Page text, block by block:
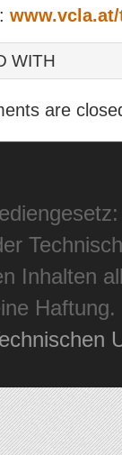
WITH
are
Inhalten